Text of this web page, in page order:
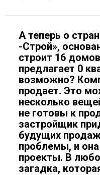
А теперь о
-Строй»,
строит 16
предлагает 0
возможно?
продает. Это
несколько
не готовы к
застройщик
будущих
проблемы, и
проекты. В
загадка,